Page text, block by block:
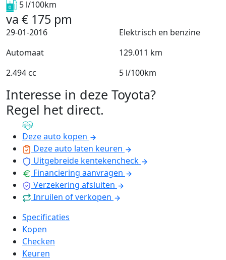
5 l/100km
va € 175 pm
29-01-2016
Elektrisch en benzine
Automaat
129.011 km
2.494 cc
5 l/100km
Interesse in deze Toyota?
Regel het direct.
Deze auto kopen
Deze auto laten keuren
Uitgebreide kentekencheck
Financiering aanvragen
Verzekering afsluiten
Inruilen of verkopen
Specificaties
Kopen
Checken
Keuren